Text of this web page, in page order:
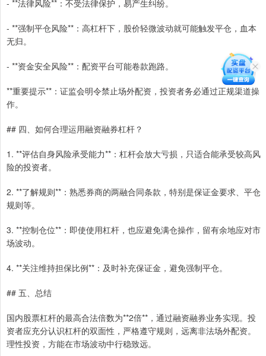
- **法律风险**：不受法律保护，易产生纠纷。
- **强制平仓风险**：高杠杆下，股价轻微波动就可能触发平仓，血本
无归。
- **资金安全风险**：配资平台可能卷款跑路。
**重要提示**：证监会明令禁止场外配资，投资者务必通过正规渠道操
作。
## 四、如何合理运用融资融券杠杆？
1. **评估自身风险承受能力**：杠杆会放大亏损，只适合能承受较高风
险的投资者。
2. **了解规则**：熟悉券商的两融合同条款，特别是保证金要求、平仓
规则等。
3. **控制仓位**：即使使用杠杆，也应避免满仓操作，留有余地应对市
场波动。
4. **关注维持担保比例**：及时补充保证金，避免强制平仓。
## 五、总结
国内股票杠杆的最高合法倍数为**2倍**，通过融资融券业务实现。投
资者应充分认识杠杆的双面性，严格遵守规则，远离非法场外配资。
理性投资，方能在市场波动中行稳致远。